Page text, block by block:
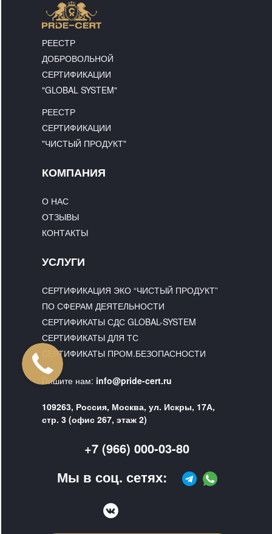
РЕЕСТР
ДОБРОВОЛЬНОЙ
СЕРТИФИКАЦИИ
"GLOBAL SYSTEM"
РЕЕСТР
СЕРТИФИКАЦИИ
"ЧИСТЫЙ ПРОДУКТ"
КОМПАНИЯ
О НАС
ОТЗЫВЫ
КОНТАКТЫ
УСЛУГИ
СЕРТИФИКАЦИЯ ЭКО “ЧИСТЫЙ ПРОДУКТ”
ПО СФЕРАМ ДЕЯТЕЛЬНОСТИ
СЕРТИФИКАТЫ СДС GLOBAL-SYSTEM
СЕРТИФИКАТЫ ДЛЯ ТС
СЕРТИФИКАТЫ ПРОМ.БЕЗОПАСНОСТИ
Пишите нам: info@pride-cert.ru
109263, Россия, Москва, ул. Искры, 17А,
стр. 3 (офис 267, этаж 2)
+7 (966) 000-03-80
Мы в соц. сетях: